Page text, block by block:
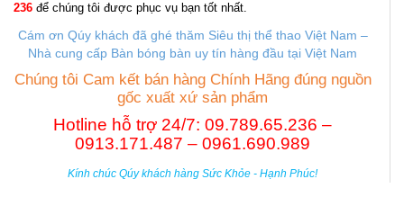
236 để chúng tôi được phục vụ bạn tốt nhất.
Cám ơn Qúy khách đã ghé thăm Siêu thị thể thao Việt Nam –
Nhà cung cấp Bàn bóng bàn uy tín hàng đầu tại Việt Nam
Chúng tôi Cam kết bán hàng Chính Hãng đúng nguồn
gốc xuất xứ sản phẩm
Hotline hỗ trợ 24/7: 09.789.65.236 –
0913.171.487 – 0961.690.989
Kính chúc Qúy khách hàng Sức Khỏe - Hạnh Phúc!